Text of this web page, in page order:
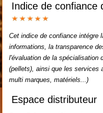
Indice de
Cet indice de confiance intégre
informations, la transparence
l'évaluation de la spécialisation
(pellets), ainsi que les services
multi marques, matériels...)
Espace distributeur